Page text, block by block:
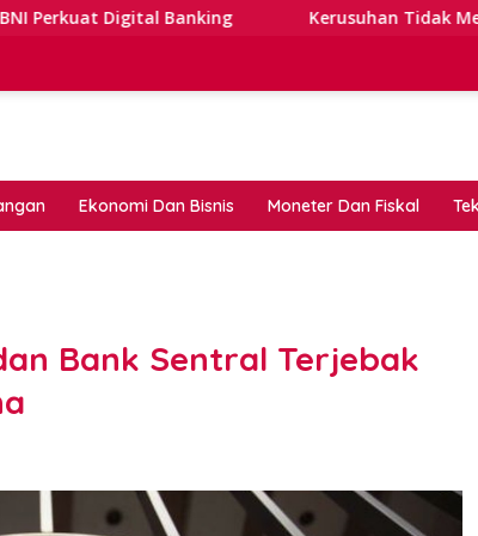
Banking Kerusuhan Tidak Menutupi
Ekonomi Dan Bisnis Moneter Dan Fiskal
Bank Sentral Terjebak